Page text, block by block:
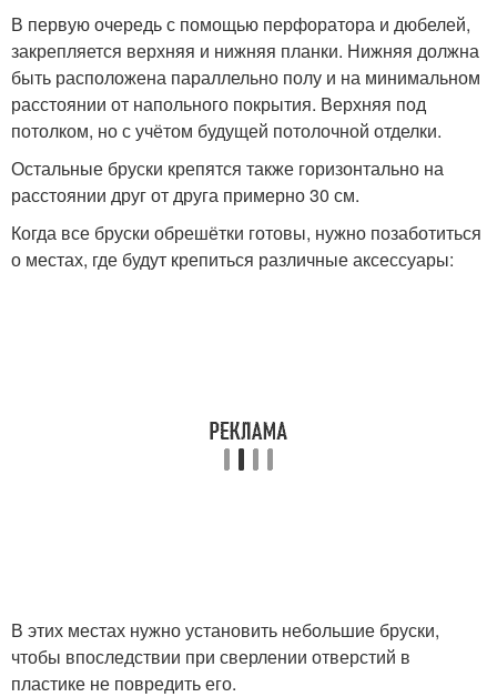
В первую очередь с помощью перфоратора и дюбелей,
закрепляется верхняя и нижняя планки. Нижняя должна
быть расположена параллельно полу и на минимальном
расстоянии от напольного покрытия. Верхняя под
потолком, но с учётом будущей потолочной отделки.
Остальные бруски крепятся также горизонтально на
расстоянии друг от друга примерно 30 см.
Когда все бруски обрешётки готовы, нужно позаботиться
о местах, где будут крепиться различные аксессуары:
В этих местах нужно установить небольшие бруски,
чтобы впоследствии при сверлении отверстий в
пластике не повредить его.